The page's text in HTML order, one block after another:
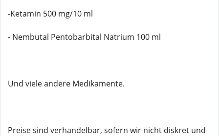
-Ketamin 500 mg/10 ml
- Nembutal Pentobarbital Natrium 100 ml
Und viele andere Medikamente.
Preise sind verhandelbar, sofern wir nicht diskret und